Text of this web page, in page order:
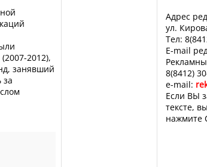
2012),
занявший
за
Адрес
ул.
Тел:
E-mail
8(8412)
e-mail:
Если ВЫ
тексте,
нажмите